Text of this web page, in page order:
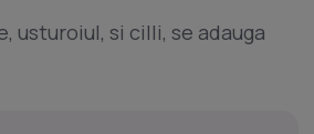
usturoiul, si cilli, se adauga